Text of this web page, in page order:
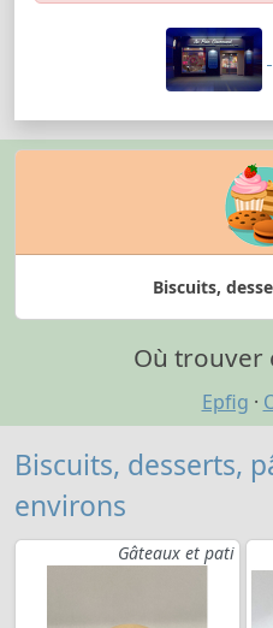
Biscuits,
Où trouver
Epfig ·
Biscuits, desserts,
environs
Gâteaux et pati